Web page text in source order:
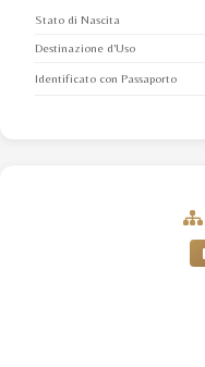
Stato di Nascita
Destinazione d'Uso
Identificato con Passaporto